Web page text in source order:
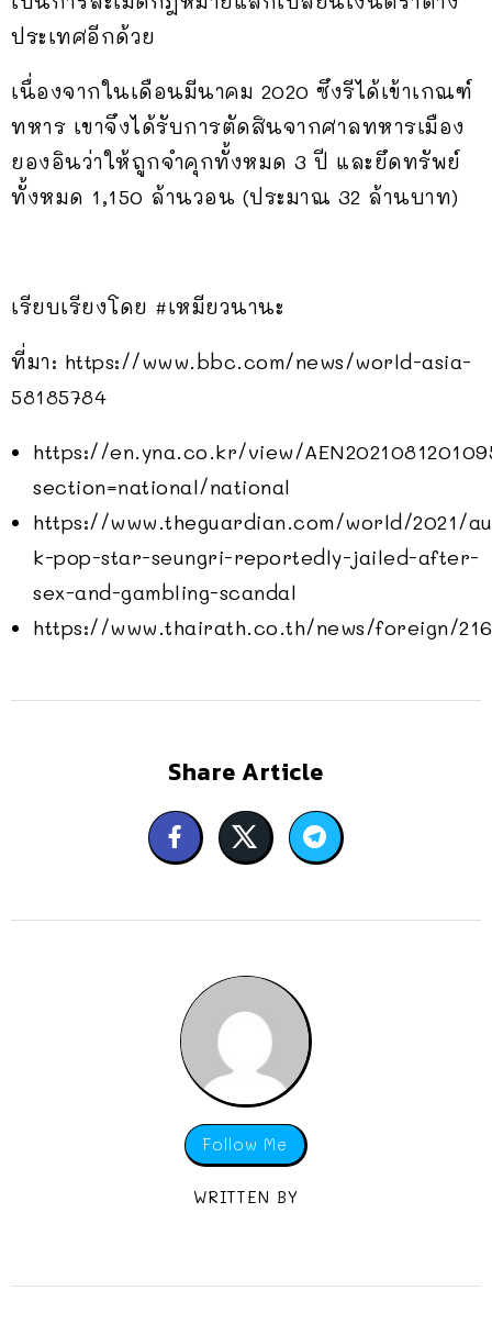
ประเทศอีกด้วย
เนื่องจากในเดือนมีนาคม 2020 ซึงรีได้เข้าเกณฑ์
ทหาร เขาจึงได้รับการตัดสินจากศาลทหารเมือง
ยองอินว่าให้ถูกจำคุกทั้งหมด 3 ปี และยึดทรัพย์
ทั้งหมด 1,150 ล้านวอน (ประมาณ 32 ล้านบาท)
เรียบเรียงโดย #เหมียวนานะ
ที่มา: https://www.bbc.com/news/world-asia-
58185784
https://en.yna.co.kr/view/
section=national/national
https://www.theguardian.com/world/2021/
k-pop-star-seungri-reportedly-jailed-after-
sex-and-gambling-scandal
https://www.thairath.co.th/news/foreign/
Share Article
Follow Me
WRITTEN BY